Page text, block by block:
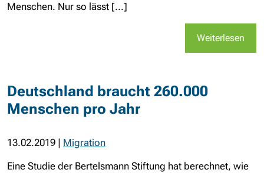
Menschen. Nur so lässt [...]
Weiterlesen
Deutschland braucht 260.000
Menschen pro Jahr
13.02.2019 | Migration
Eine Studie der Bertelsmann Stiftung hat berechnet, wie